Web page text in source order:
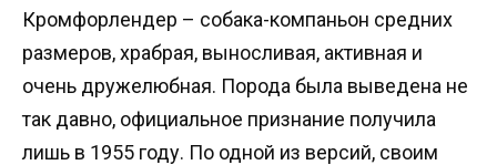
Кромфорлендер – собака-компаньон средних
размеров, храбрая, выносливая, активная и
очень дружелюбная. Порода была выведена не
так давно, официальное признание получила
лишь в 1955 году. По одной из версий, своим